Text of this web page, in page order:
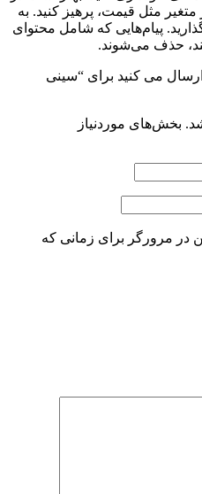
مثل قیمت، پرهیز کنید. به
پیام‌هایی که شامل محتوای
حذف می‌شوند.
ارسال می کنید برای “سینی
بخش‌های موردنیاز
در مرورگر برای زمانی که